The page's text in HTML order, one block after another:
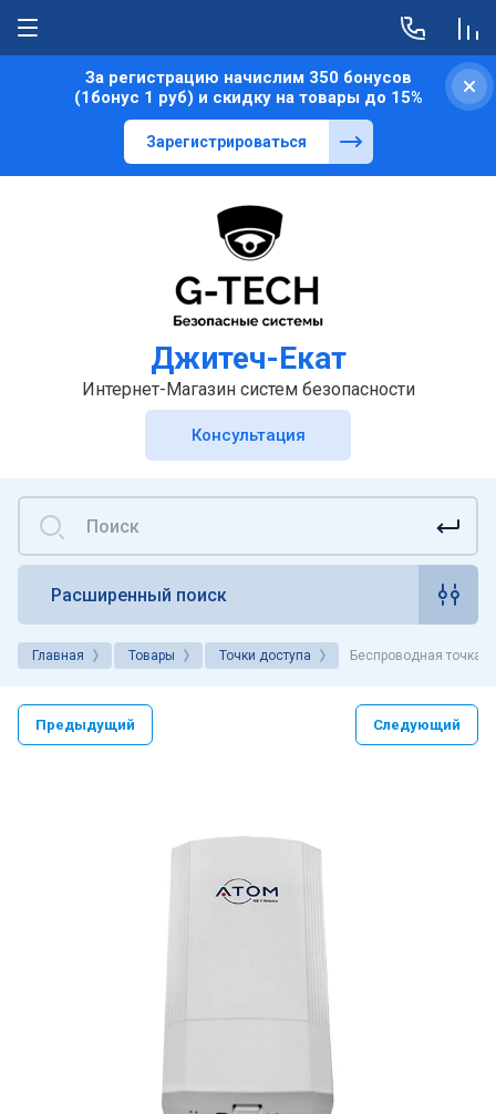
За регистрацию начислим 350 бонусов
(1бонус 1 руб) и скидку на товары до 15%
Зарегистрироваться
Джитеч-Екат
Интернет-Магазин систем безопасности
Консультация
Расширенный поиск
Главная Товары Точки доступа Беспроводная точка
Предыдущий Следующий